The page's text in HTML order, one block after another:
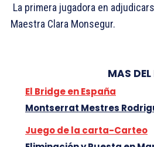
La primera jugadora en
Maestra Clara Monsegur.
MAS
El Bridge en España
Montserrat Mestres
Juego de la carta-Carteo